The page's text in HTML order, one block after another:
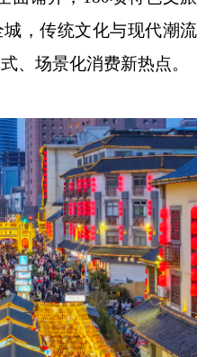
，传统文化与现代潮流
、场景化消费新热点。